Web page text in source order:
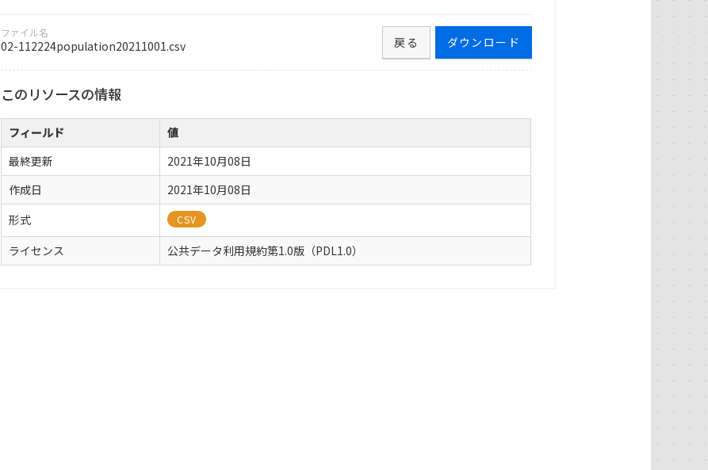
ファイル名
02-112224population20211001.csv ダウンロード
戻る
このリソースの情報
フィールド
値
最終更新
2021年10月08日
作成日
2021年10月08日
形式
CSV
ライセンス 公共データ利用規約第1.0版（PDL1.0）